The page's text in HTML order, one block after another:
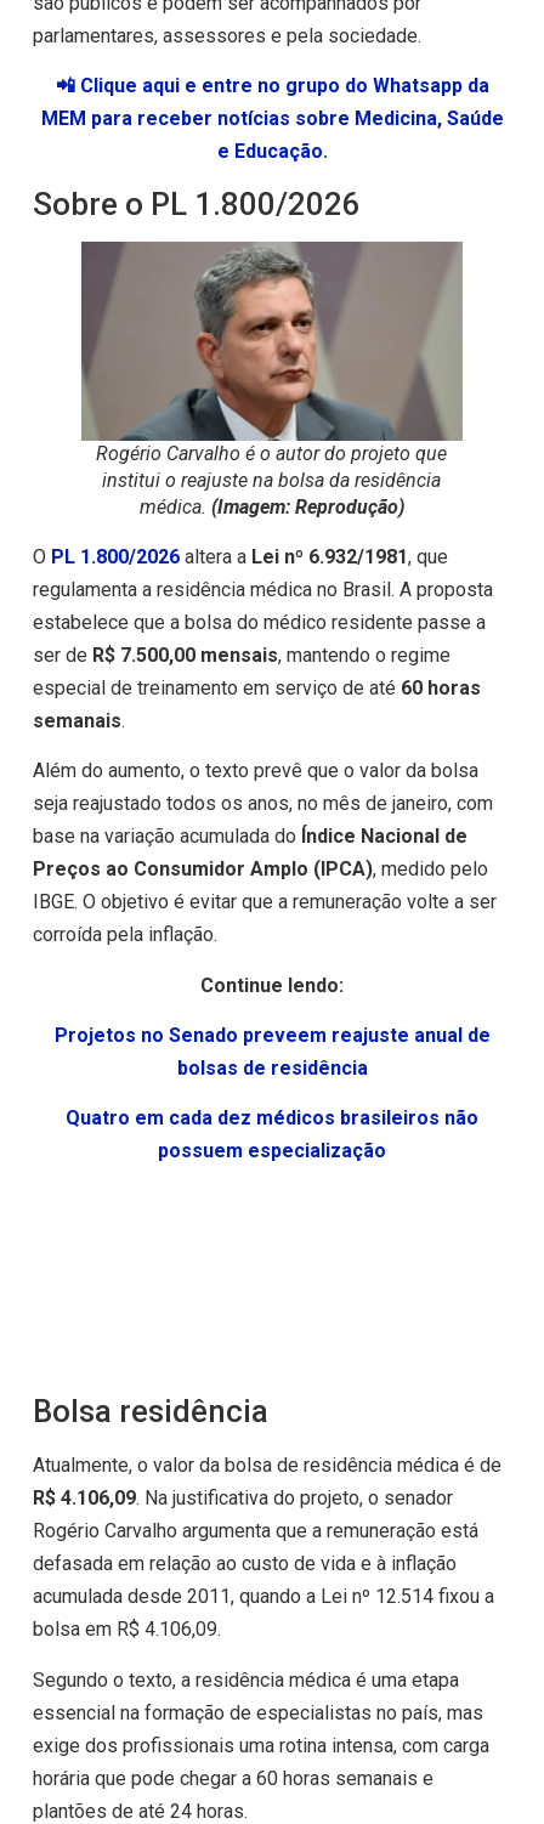
parlamentares, assessores e pela sociedade.
📲 Clique aqui e entre no grupo do Whatsapp da
MEM para receber notícias sobre Medicina, Saúde
e Educação.
Sobre o PL 1.800/2026
Rogério Carvalho é o autor do projeto que
institui o reajuste na bolsa da residência
médica. (Imagem: Reprodução)
O PL 1.800/2026altera a Lei nº 6.932/1981, que
regulamenta a residência médica no Brasil. A proposta
estabelece que a bolsa do médico residente passe a
ser de R$ 7.500,00 mensais, mantendo o regime
especial de treinamento em serviço de até 60 horas
semanais.
Além do aumento, o texto prevê que o valor da bolsa
seja reajustado todos os anos, no mês de janeiro, com
base na variação acumulada do Índice Nacional de
Preços ao Consumidor Amplo (IPCA), medido pelo
IBGE. O objetivo é evitar que a remuneração volte a ser
corroída pela inflação.
Continue lendo:
Projetos no Senado preveem reajuste anual de
bolsas de residência
Quatro em cada dez médicos brasileiros não
possuem especialização
Bolsa residência
Atualmente, o valor da bolsa de residência médica é de
R$ 4.106,09. Na justificativa do projeto, o senador
Rogério Carvalho argumenta que a remuneração está
defasada em relação ao custo de vida e à inflação
acumulada desde 2011, quando a Lei nº 12.514 fixou a
bolsa em R$ 4.106,09.
Segundo o texto, a residência médica é uma etapa
essencial na formação de especialistas no país, mas
exige dos profissionais uma rotina intensa, com carga
horária que pode chegar a 60 horas semanais e
plantões de até 24 horas.